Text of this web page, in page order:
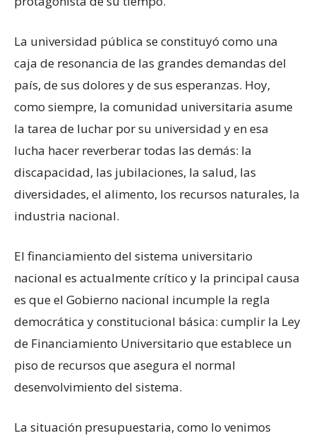
La universidad pública se constituyó como una
caja de resonancia de las grandes demandas del
país, de sus dolores y de sus esperanzas. Hoy,
como siempre, la comunidad universitaria asume
la tarea de luchar por su universidad y en esa
lucha hacer reverberar todas las demás: la
discapacidad, las jubilaciones, la salud, las
diversidades, el alimento, los recursos naturales, la
industria nacional.
El financiamiento del sistema universitario
nacional es actualmente crítico y la principal causa
es que el Gobierno nacional incumple la regla
democrática y constitucional básica: cumplir la Ley
de Financiamiento Universitario que establece un
piso de recursos que asegura el normal
desenvolvimiento del sistema.
La situación presupuestaria, como lo venimos